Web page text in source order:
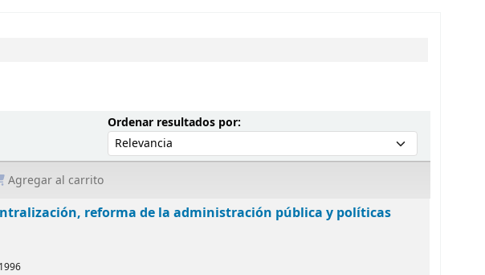
Ordenar resultados por:Ordenar por:
Agregar al carrito
reforma de la administración pública y políticas
1996